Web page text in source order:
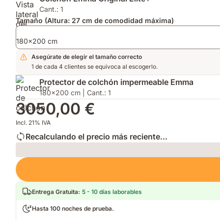
para
mayor
transpirabilidad,
confort
responsivo
hipoalergénica¹.
AirGrid®
para
mayor
transpirabilidad.
Cant.: 1
Tamaño (Altura: 27 cm de comodidad máxima)
180x200 cm
Asegúrate de elegir el tamaño correcto
1 de cada 4 clientes se equivoca al escogerlo.
Protector de colchón impermeable Emma
180x200 cm | Cant.: 1
3050,00 €
Incl. 21% IVA
Recalculando el precio más reciente...
Loading
Entrega Gratuita: 5 - 10 días laborables
Hasta 100 noches de prueba.